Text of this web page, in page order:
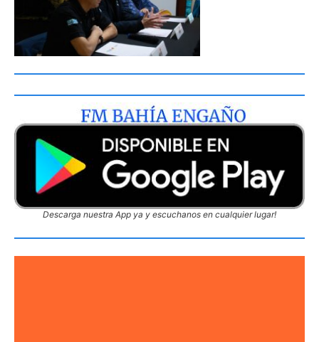
Descarga nuestra App ya y escuchanos en cualquier lugar!